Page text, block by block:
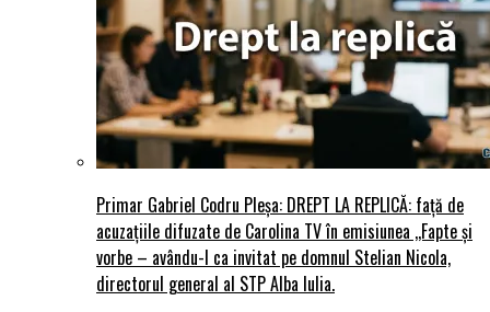
Primar Gabriel Codru Pleșa: DREPT LA REPLICĂ: față de
acuzațiile difuzate de Carolina TV în emisiunea ,,Fapte și
vorbe – avându-l ca invitat pe domnul Stelian Nicola,
directorul general al STP Alba Iulia.